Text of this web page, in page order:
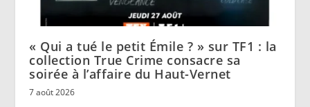
« Qui a tué le petit Émile ? » sur TF1 : la
collection True Crime consacre sa
soirée à l’affaire du Haut-Vernet
7 août 2026